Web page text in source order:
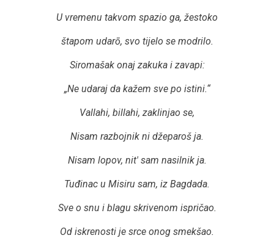
U vremenu takvom spazio ga, žestoko
štapom udarō, svo tijelo se modrilo.
Siromašak onaj zakuka i zavapi:
„Ne udaraj da kažem sve po istini.“
Vallahi, billahi, zaklinjao se,
Nisam razbojnik ni džeparoš ja.
Nisam lopov, nit' sam nasilnik ja.
Tuđinac u Misiru sam, iz Bagdada.
Sve o snu i blagu skrivenom ispričao.
Od iskrenosti je srce onog smekšao.